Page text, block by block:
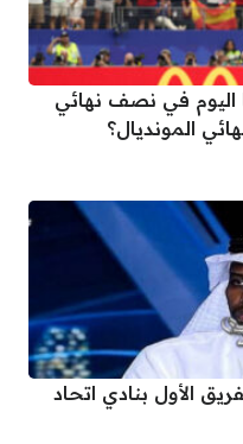
اليوم في نصف نهائي
الأول بنادي اتحاد